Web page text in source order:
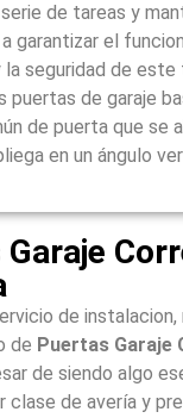
de tareas y
garantizar el
la seguridad de este
puertas de garaje
de puerta que se
en un ángulo
de instalacion,
de Puertas Garaje
de siendo algo
clase de avería y